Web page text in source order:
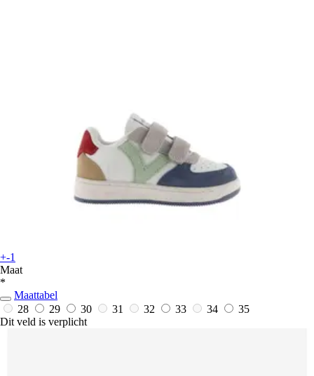
+-1
Maat
*
Maattabel
28
29 30 31 32 33 34
35
Dit veld is verplicht